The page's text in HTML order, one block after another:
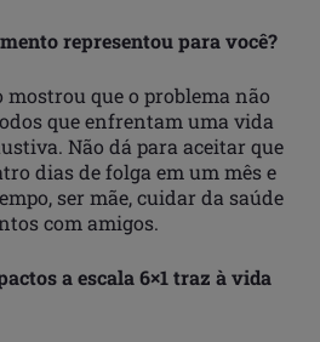
representou para você?
mostrou que o problema não
que enfrentam uma vida
Não dá para aceitar que
dias de folga em um mês e
ser mãe, cuidar da saúde
com amigos.
a escala 6×1 traz à vida